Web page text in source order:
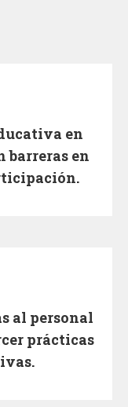
en
barreras en
al personal
prácticas